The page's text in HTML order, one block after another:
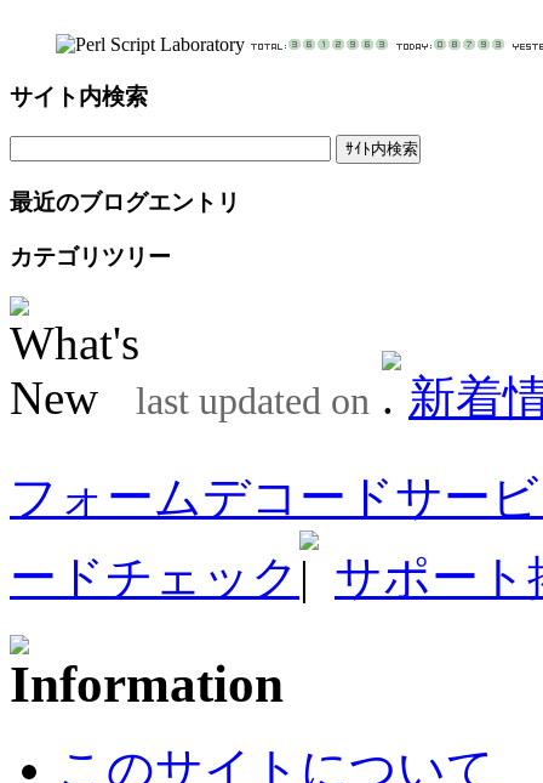
サイト内検索
最近のブログエントリ
カテゴリツリー
last updated on
新着
フォームデコードサー
ードチェック
サポート
このサイトについて